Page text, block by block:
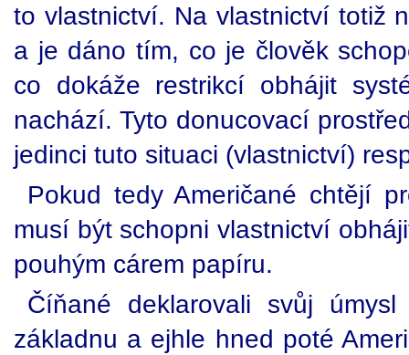
to vlastnictví. Na vlastnictví totiž
a je dáno tím, co je člověk
co dokáže restrikcí obhájit
nachází. Tyto donucovací
jedinci tuto situaci (vlastnictví)
Pokud tedy Američané chtějí
musí být schopni vlastnictví
pouhým cárem papíru.
Číňané deklarovali svůj
základnu a ejhle hned poté